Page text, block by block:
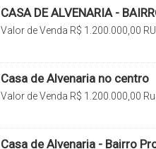
CASA DE ALVENARIA -
R$ 1.200.000,00
Valor de Venda
Casa de Alvenaria no centro
R$ 1.200.000,00
Valor de Venda
Casa de Alvenaria - Bairro